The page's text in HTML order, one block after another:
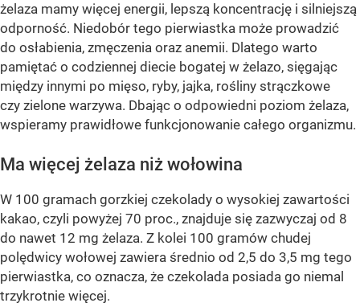
żelaza mamy więcej energii, lepszą koncentrację i silniejszą
odporność. Niedobór tego pierwiastka może prowadzić
do osłabienia, zmęczenia oraz anemii. Dlatego warto
pamiętać o codziennej diecie bogatej w żelazo, sięgając
między innymi po mięso, ryby, jajka, rośliny strączkowe
czy zielone warzywa. Dbając o odpowiedni poziom żelaza,
wspieramy prawidłowe funkcjonowanie całego organizmu.
Ma więcej żelaza niż wołowina
W 100 gramach gorzkiej czekolady o wysokiej zawartości
kakao, czyli powyżej 70 proc., znajduje się zazwyczaj od 8
do nawet 12 mg żelaza. Z kolei 100 gramów chudej
polędwicy wołowej zawiera średnio od 2,5 do 3,5 mg tego
pierwiastka, co oznacza, że czekolada posiada go niemal
trzykrotnie więcej.